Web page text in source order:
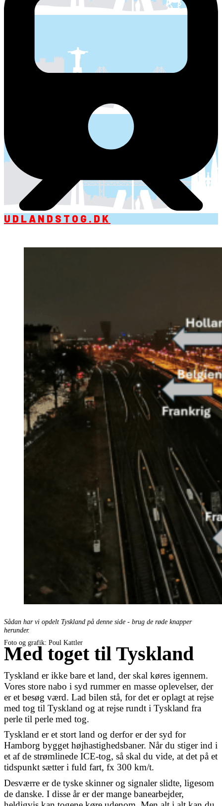
UDLANDSTOG.DK
Sådan har vi opdelt Tyskland på denne side - brug de røde knapper
herunder.
Foto og grafik: Poul Kattler
Med toget til Tyskland
Tyskland er ikke bare et land, der skal køres igennem.
Vores store nabo i syd rummer en masse oplevelser, der
er et besøg værd. Lad bilen stå, for det er oplagt at rejse
med tog til Tyskland og at rejse rundt i Tyskland fra
perle til perle med tog.
Tyskland er et stort land og derfor er der syd for
Hamborg bygget højhastighedsbaner. Når du stiger ind i
et af de strømlinede ICE-tog, så skal du vide, at det på et
tidspunkt sætter i fuld fart, fx 300 km/t.
Desværre er de tyske skinner og signaler slidte, ligesom
de danske. I disse år er der mange banearbejder,